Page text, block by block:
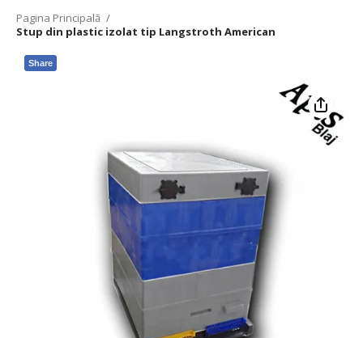
Pagina Principală /
Stup din plastic izolat tip Langstroth American
Share